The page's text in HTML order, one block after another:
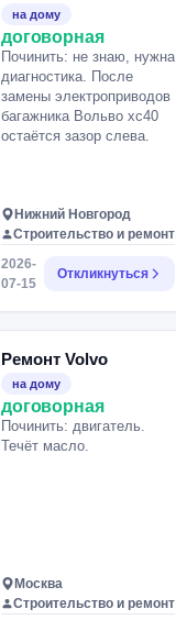
на дому
договорная
Починить: не знаю, нужна
диагностика. После
замены электроприводов
багажника Вольво хс40
остаётся зазор слева.
Нижний Новгород
Строительство и ремонт
2026-
07-15
Откликнуться
Ремонт Volvo
на дому
договорная
Починить: двигатель.
Течёт масло.
Москва
Строительство и ремонт